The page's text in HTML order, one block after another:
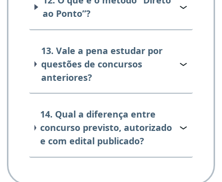
ao Ponto”?
13. Vale a pena estudar por
questões de concursos
anteriores?
14. Qual a diferença entre
concurso previsto, autorizado
e com edital publicado?